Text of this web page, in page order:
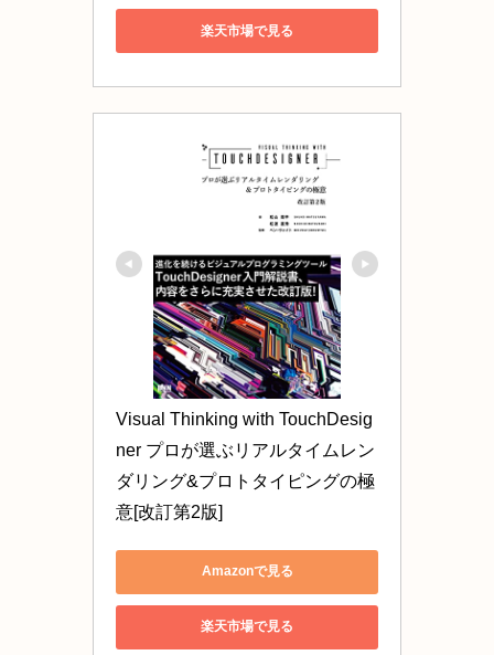
楽天市場で見る
Visual Thinking with TouchDesig
ner プロが選ぶリアルタイムレン
ダリング&プロトタイピングの極
意[改訂第2版]
Amazonで見る
楽天市場で見る